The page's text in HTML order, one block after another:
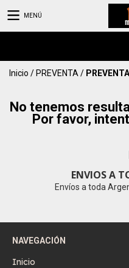
MENÚ
Inicio / PREVENTA /
No tenemos
Por favor,
ENVIOS A
Envíos a toda
NAVEGACIÓN
Inicio